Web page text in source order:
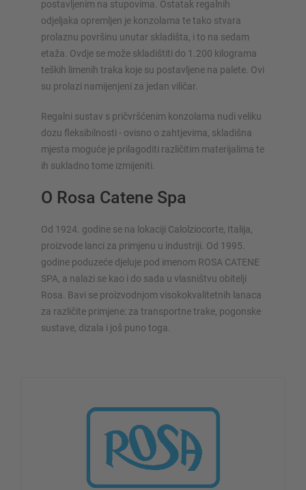
postavljenim na stupovima. Ostatak regalnih
odjeljaka opremljen je konzolama te tako stvara
prolaznu površinu unutar skladišta, i to na sedam
etaža. Ovdje se može skladištiti do 1.200 kilograma
teških limenih traka koje su postavljene na palete. Ovi
su prolazi namijenjeni za jedan viličar.
Regalni sustav s pričvršćenim konzolama nudi veliku
dozu fleksibilnosti - ovisno o zahtjevima, skladišna
mjesta moguće je prilagoditi različitim materijalima te
ih sukladno tome izmijeniti.
O Rosa Catene Spa
Od 1924. godine se na lokaciji Calolziocorte, Italija,
proizvode lanci za primjenu u industriji. Od 1995.
godine poduzeće djeluje pod imenom ROSA CATENE
SPA, a nalazi se kao i do sada u vlasništvu obitelji
Rosa. Bavi se proizvodnjom visokokvalitetnih lanaca
za različite primjene: za transportne trake, pogonske
sustave, dizala i još puno toga.